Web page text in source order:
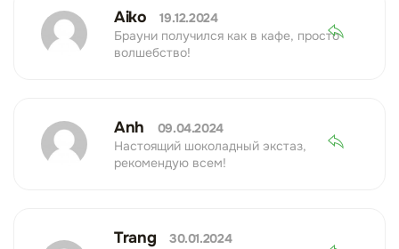
Aiko
19.12.2024
Брауни получился как в кафе, просто
волшебство!
Anh
09.04.2024
Настоящий шоколадный экстаз,
рекомендую всем!
Trang
30.01.2024